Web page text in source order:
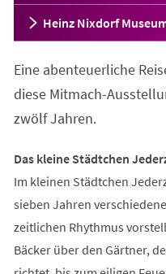
Heinz Nixdorf
Eine abenteuerliche
diese Mitmach-
zwölf Jahren.
Das kleine Städtchen
Im kleinen Städtchen
sieben Jahren
zeitlichen Rhythmus
Bäcker über den Gärtner,